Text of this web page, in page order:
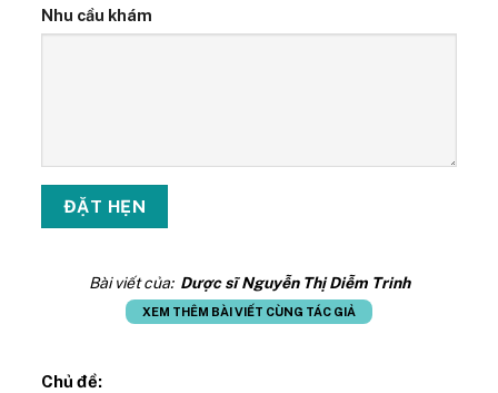
Nhu cầu khám
Bài viết của: Dược sĩ Nguyễn Thị Diễm Trinh
XEM THÊM BÀI VIẾT CÙNG TÁC GIẢ
Chủ đề: